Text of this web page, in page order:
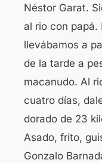
Néstor Garat.
al rio con papá.
llevábamos a
de la tarde a
macanudo. Al
cuatro días,
dorado de 23
Asado, frito,
Gonzalo